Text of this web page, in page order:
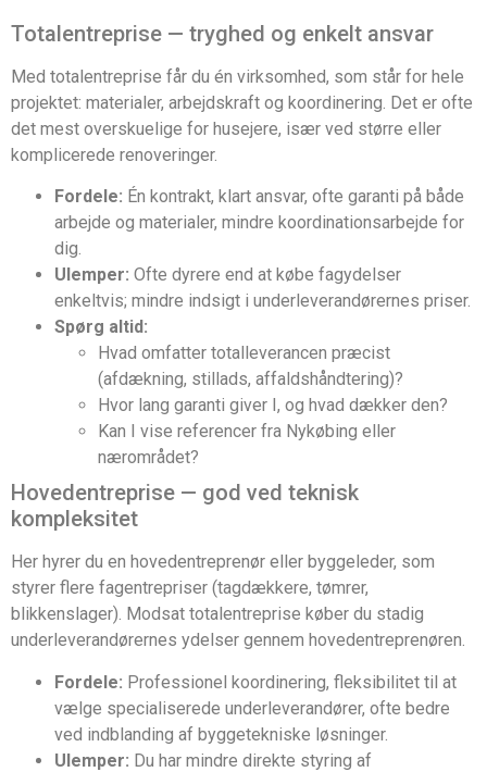
Totalentreprise — tryghed og enkelt ansvar
Med totalentreprise får du én virksomhed, som står for hele
projektet: materialer, arbejdskraft og koordinering. Det er ofte
det mest overskuelige for husejere, især ved større eller
komplicerede renoveringer.
Fordele: Én kontrakt, klart ansvar, ofte garanti på både
arbejde og materialer, mindre koordinationsarbejde for
dig.
Ulemper: Ofte dyrere end at købe fagydelser
enkeltvis; mindre indsigt i underleverandørernes priser.
Spørg altid:
Hvad omfatter totalleverancen præcist
(afdækning, stillads, affaldshåndtering)?
Hvor lang garanti giver I, og hvad dækker den?
Kan I vise referencer fra Nykøbing eller
nærområdet?
Hovedentreprise — god ved teknisk
kompleksitet
Her hyrer du en hovedentreprenør eller byggeleder, som
styrer flere fagentrepriser (tagdækkere, tømrer,
blikkenslager). Modsat totalentreprise køber du stadig
underleverandørernes ydelser gennem hovedentreprenøren.
Fordele: Professionel koordinering, fleksibilitet til at
vælge specialiserede underleverandører, ofte bedre
ved indblanding af byggetekniske løsninger.
Ulemper: Du har mindre direkte styring af